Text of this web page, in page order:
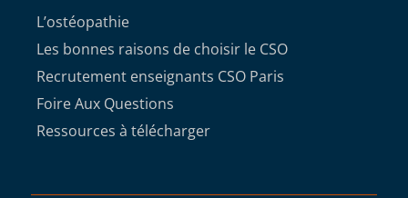
L’ostéopathie
Les bonnes raisons de choisir le CSO
Recrutement enseignants CSO Paris
Foire Aux Questions
Ressources à télécharger